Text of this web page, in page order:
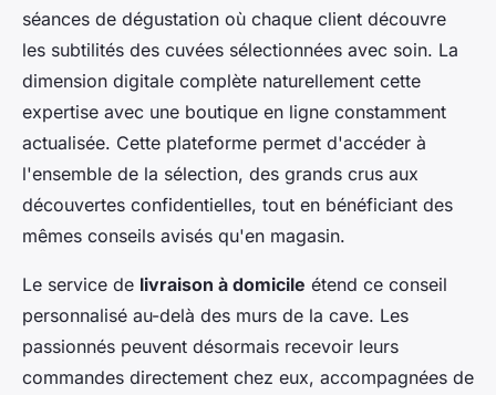
séances de dégustation où chaque client découvre
les subtilités des cuvées sélectionnées avec soin. La
dimension digitale complète naturellement cette
expertise avec une boutique en ligne constamment
actualisée. Cette plateforme permet d'accéder à
l'ensemble de la sélection, des grands crus aux
découvertes confidentielles, tout en bénéficiant des
mêmes conseils avisés qu'en magasin.
Le service de livraison à domicile étend ce conseil
personnalisé au-delà des murs de la cave. Les
passionnés peuvent désormais recevoir leurs
commandes directement chez eux, accompagnées de